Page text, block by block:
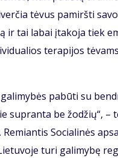
tėvus pamiršti
tai labai įtakoja tiek
terapijos
pabūti su
be žodžių“, –
Socialinės
turi galimybę